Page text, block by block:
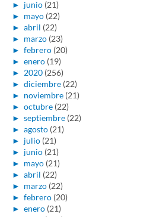
► junio (21)
► mayo (22)
► abril (22)
► marzo (23)
► febrero (20)
► enero (19)
► 2020 (256)
► diciembre (22)
► noviembre (21)
► octubre (22)
► septiembre (22)
► agosto (21)
► julio (21)
► junio (21)
► mayo (21)
► abril (22)
► marzo (22)
► febrero (20)
► enero (21)